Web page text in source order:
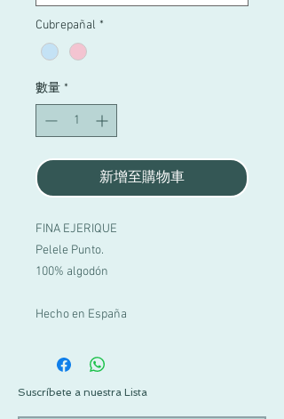
Cubrepañal *
數量 *
新增至購物車
FINA EJERIQUE
Pelele Punto.
100% algodón
Hecho en España
Suscríbete a nuestra Lista